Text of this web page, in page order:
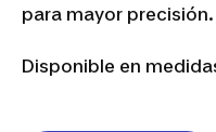
para mayor precisión.
Disponible en